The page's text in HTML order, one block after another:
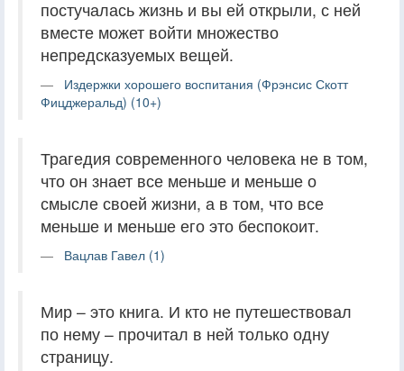
постучалась жизнь и вы ей открыли, с ней
вместе может войти множество
непредсказуемых вещей.
Издержки хорошего воспитания (Фрэнсис Скотт
Фицджеральд) (10+)
Трагедия современного человека не в том,
что он знает все меньше и меньше о
смысле своей жизни, а в том, что все
меньше и меньше его это беспокоит.
Вацлав Гавел (1)
Мир – это книга. И кто не путешествовал
по нему – прочитал в ней только одну
страницу.